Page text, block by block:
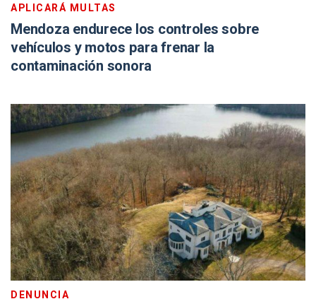
APLICARÁ MULTAS
Mendoza endurece los controles sobre
vehículos y motos para frenar la
contaminación sonora
DENUNCIA